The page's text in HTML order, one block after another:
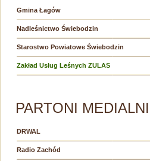
Gmina Łagów
Nadleśnictwo Świebodzin
Starostwo Powiatowe Świebodzin
Zakład Usług Leśnych ZULAS
PARTONI MEDIALNI
DRWAL
Radio Zachód